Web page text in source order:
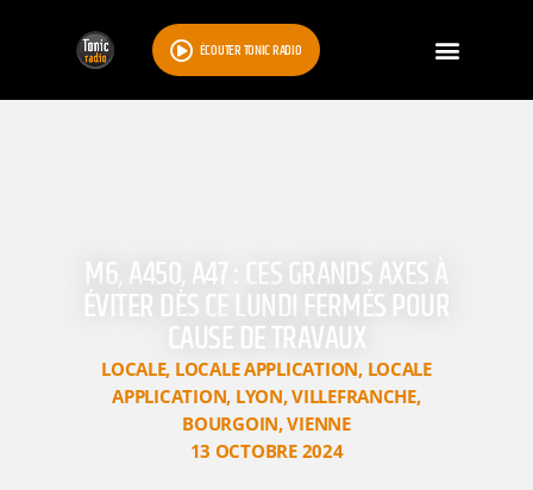
ÉCOUTER TONIC RADIO
M6, A450, A47 : CES GRANDS AXES À
ÉVITER DÈS CE LUNDI FERMÉS POUR
CAUSE DE TRAVAUX
LOCALE, LOCALE APPLICATION, LOCALE
APPLICATION, LYON,VILLEFRANCHE,
BOURGOIN,VIENNE
13 OCTOBRE 2024